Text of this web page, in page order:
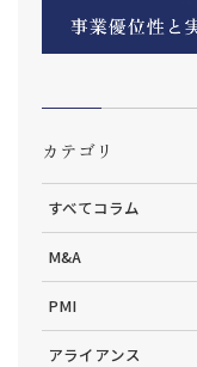
カテゴリ
すべてコラム
M&A
PMI
アライアンス